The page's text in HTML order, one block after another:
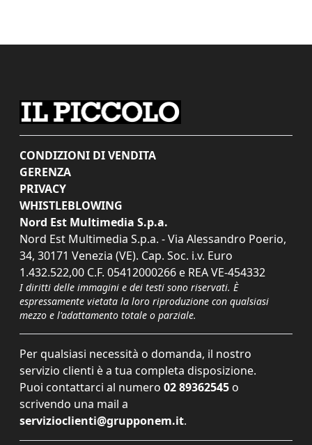
CONDIZIONI DI VENDITA
GERENZA
PRIVACY
WHISTLEBLOWING
Nord Est Multimedia S.p.a.
Nord Est Multimedia S.p.a. - Via Alessandro Poerio,
34, 30171 Venezia (VE). Cap. Soc. i.v. Euro
1.432.522,00 C.F. 05412000266 e REA VE-454332
I diritti delle immagini e dei testi sono riservati. È
espressamente vietata la loro riproduzione con qualsiasi
mezzo e l'adattamento totale o parziale.
Per qualsiasi necessità o domanda, il nostro
servizio clienti è a tua completa disposizione.
Puoi contattarci al numero 02 89362545 o
scrivendo una mail a
servizioclienti@grupponem.it.